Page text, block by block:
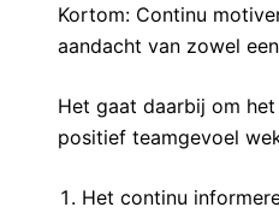
Kortom: Continu
aandacht van zowel
Het gaat daarbij om
positief teamgevoel
Het continu